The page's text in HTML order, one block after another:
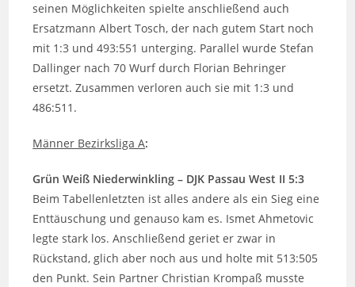
seinen Möglichkeiten spielte anschließend auch
Ersatzmann Albert Tosch, der nach gutem Start noch
mit 1:3 und 493:551 unterging. Parallel wurde Stefan
Dallinger nach 70 Wurf durch Florian Behringer
ersetzt. Zusammen verloren auch sie mit 1:3 und
486:511.
Männer Bezirksliga A:
Grün Weiß Niederwinkling – DJK Passau West II 5:3
Beim Tabellenletzten ist alles andere als ein Sieg eine
Enttäuschung und genauso kam es. Ismet Ahmetovic
legte stark los. Anschließend geriet er zwar in
Rückstand, glich aber noch aus und holte mit 513:505
den Punkt. Sein Partner Christian Krompaß musste